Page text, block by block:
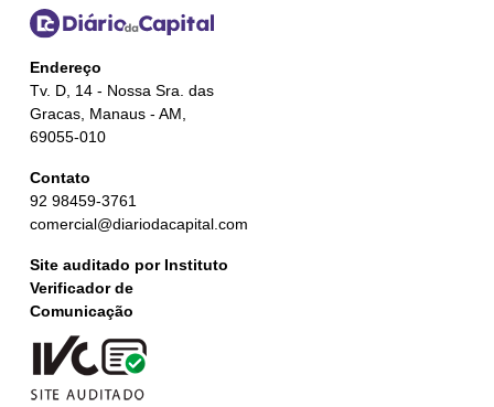
Endereço
Tv. D, 14 - Nossa Sra. das
Gracas, Manaus - AM,
69055-010
Contato
92 98459-3761
comercial@diariodacapital.com
Site auditado por Instituto
Verificador de
Comunicação